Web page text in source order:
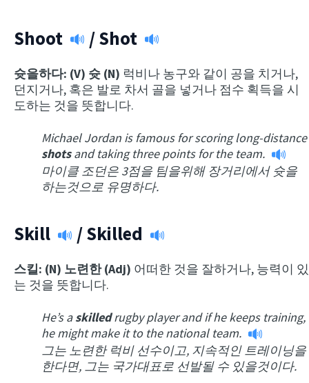
Shoot /Shot
슛을하다: (V) 슛 (N) 럭비나 농구와 같이 공을 치거나,
던지거나, 혹은 발로 차서 골을 넣거나 점수 획득을 시
도하는 것을 뜻합니다.
Michael Jordan is famous for scoring long-distance
shotsand taking three points for the team.
마이클 조던은 3점을 팀을위해 장거리에서 슛을
하는것으로 유명하다.
Skill /Skilled
스킬: (N) 노련한 (Adj) 어떠한 것을 잘하거나, 능력이 있
는 것을 뜻합니다.
He’s askilledrugby player and if he keeps training,
he might make it to the national team.
그는 노련한 럭비 선수이고, 지속적인 트레이닝을
한다면, 그는 국가대표로 선발될 수 있을것이다.